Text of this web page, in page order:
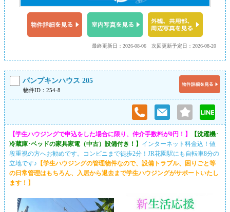
次回更新予定日：2026-08-20
最終更新日：2026-08-06
パンプキンハウス 205
物件ID：254-8
【学生ハウジングで申込をした場合に限り、仲介手数料が0円！】
【洗濯機･
冷蔵庫･ベッドの家具家電（中古）設備付き！】
インターネット料金込！値
段重視の方へお勧めです。コンビニまで徒歩2分！JR花園駅にも自転車8分の
立地です♪ 【学生ハウジングの管理物件なので、設備トラブル、困りごと等
の日常管理はもちろん、入居から退去まで学生ハウジングがサポートいたし
ます！】